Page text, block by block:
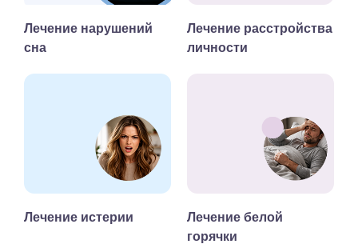
Лечение нарушений
сна
Лечение расстройства
личности
Лечение истерии
Лечение белой
горячки